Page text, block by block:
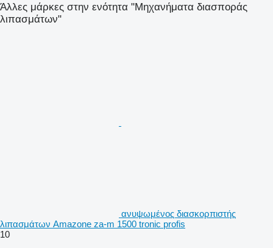
Άλλες μάρκες στην ενότητα "Μηχανήματα διασποράς
λιπασμάτων"
ανυψωμένος διασκορπιστής
λιπασμάτων Amazone za-m 1500 tronic profis
10